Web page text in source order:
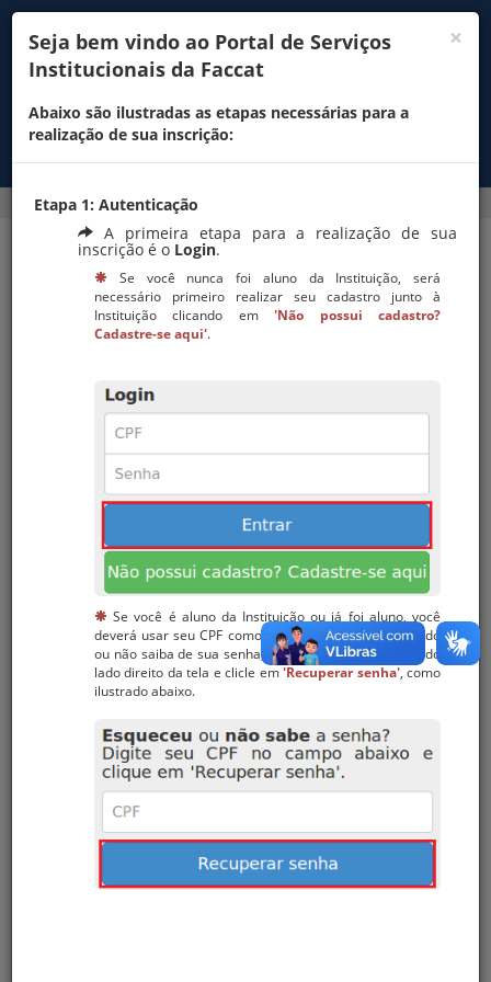
Portal de serviços
institucionais
Login
Não possui cadastro? Cadastre-se
aqui
senha, entre em contato com a FACCAT por meio do telefone
(51) 3541-6600.
Esqueceuounão sabea senha?
Digite seu CPF e a Data de
clique em 'Recuperar senha'.
×
Seja bem vindo ao Portal de Serviços
Institucionais da Faccat
Abaixo são ilustradas as etapas necessárias para a
realização de sua inscrição:
Etapa 1: Autenticação
A primeira etapa para a realização de sua
inscrição é o Login.
Se você nunca foi aluno da Instituição, será
necessário primeiro realizar seu cadastro junto à
Instituição clicando em'Não possui cadastro?
Cadastre-se aqui'.
Se você é aluno da Instituição ou já foi aluno, você
deverá usar seu CPF como login. Caso tenha esquecido
ou não saiba de sua senha, digite seu CPF no campo do
lado direito da tela e clicle em'Recuperar senha', como
ilustrado abaixo.